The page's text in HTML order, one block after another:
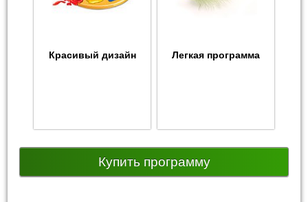
Красивый дизайн Легкая программа
Купить программу